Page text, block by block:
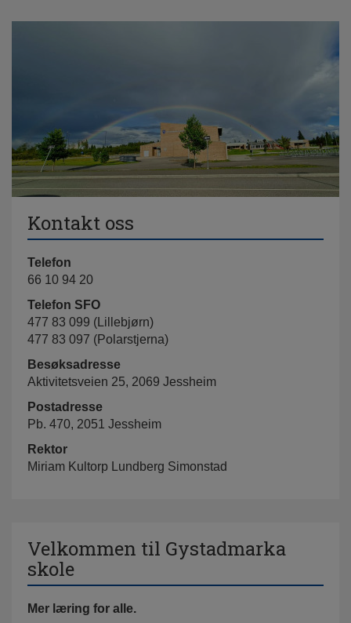
Kontakt oss
Telefon
66 10 94 20
Telefon SFO
477 83 099 (Lillebjørn)
477 83 097 (Polarstjerna)
Besøksadresse
Aktivitetsveien 25, 2069 Jessheim
Postadresse
Pb. 470, 2051 Jessheim
Rektor
Miriam Kultorp Lundberg Simonstad
Velkommen til Gystadmarka
skole
Mer læring for alle.